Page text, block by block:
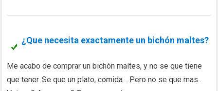
¿Que necesita exactamente un bichón maltes?
Me acabo de comprar un bichón maltes, y no se que tiene
que tener. Se que un plato, comida… Pero no se que mas.